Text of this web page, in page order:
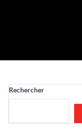
Rechercher